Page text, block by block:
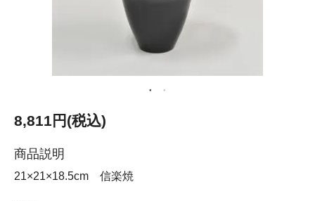
8,811円(税込)
商品説明
21×21×18.5cm 信楽焼